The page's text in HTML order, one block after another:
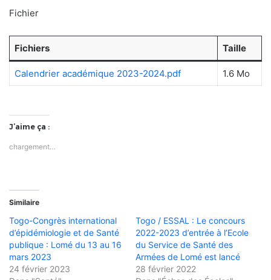
Fichier
Fichiers Taille
Calendrier académique 2023-2024.pdf 1.6 Mo
J’aime ça :
chargement…
Similaire
Togo-Congrès international
d’épidémiologie et de Santé
publique : Lomé du 13 au 16
mars 2023
24 février 2023
Togo / ESSAL : Le concours
2022-2023 d’entrée à l’Ecole
du Service de Santé des
Armées de Lomé est lancé
28 février 2022